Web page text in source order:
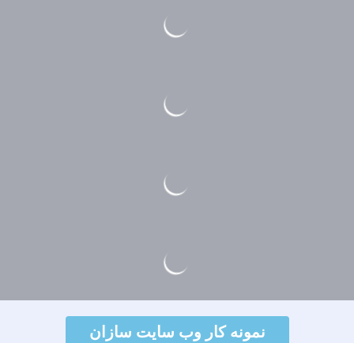
نمونه کار وب سایت سازان